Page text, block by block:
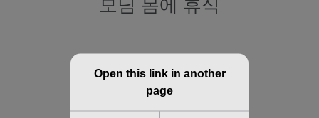
모님 몸에 휴식